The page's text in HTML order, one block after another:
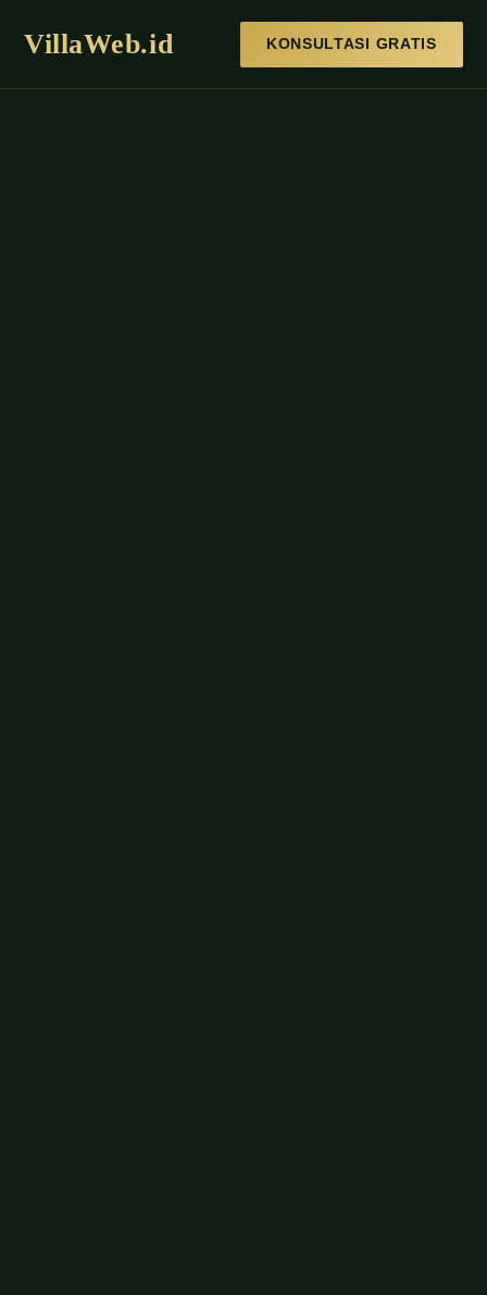
VillaWeb.id KONSULTASI GRATIS